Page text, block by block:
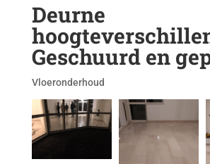
Deurne
Geschuurd en
Vloeronderhoud